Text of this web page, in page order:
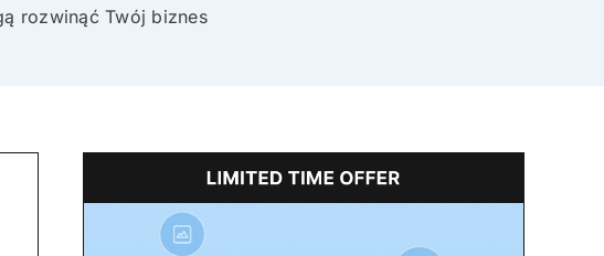
rozwinąć Twój biznes